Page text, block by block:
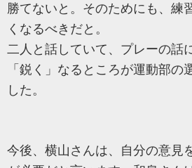
勝てないと。そのためにも、練
くなるべきだと。
二人と話していて、プレーの話
「鋭く」なるところが運動部の
した。
今後、横山さんは、自分の意見